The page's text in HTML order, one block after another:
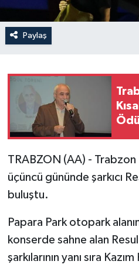
Paylaş
TRABZON (AA) -
üçüncü gününde şarkıcı
buluştu.
Papara Park otopark
konserde sahne alan
şarkılarının yanı sıra